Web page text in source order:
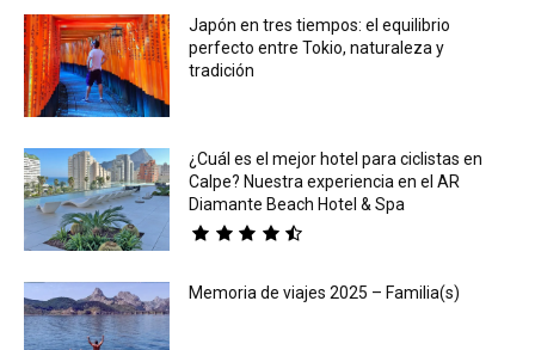
Japón en tres tiempos: el equilibrio
perfecto entre Tokio, naturaleza y
tradición
¿Cuál es el mejor hotel para ciclistas en
Calpe? Nuestra experiencia en el AR
Diamante Beach Hotel & Spa
Memoria de viajes 2025 – Familia(s)